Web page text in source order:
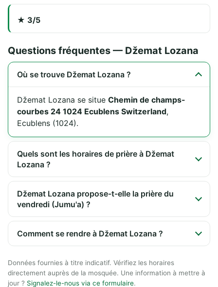
★ 3/5
Questions fréquentes — Džemat Lozana
Où se trouve Džemat Lozana ?
Džemat Lozana se situe Chemin de champs-
courbes 24 1024 Ecublens Switzerland,
Ecublens (1024).
Quels sont les horaires de prière à Džemat
Lozana ?
Džemat Lozana propose-t-elle la prière du
vendredi (Jumu'a) ?
Comment se rendre à Džemat Lozana ?
Données fournies à titre indicatif. Vérifiez les horaires
directement auprès de la mosquée. Une information à mettre à
jour ? Signalez-le-nous via ce formulaire.